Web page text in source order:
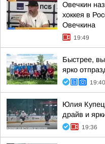
Овечкин
хоккея в
Овечкина
19:49
Быстрее,
ярко
19:40
Юлия
драйв и
19:36